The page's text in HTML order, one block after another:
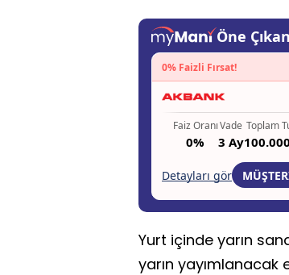
Yurt içinde yarın
yarın yayımlanacak